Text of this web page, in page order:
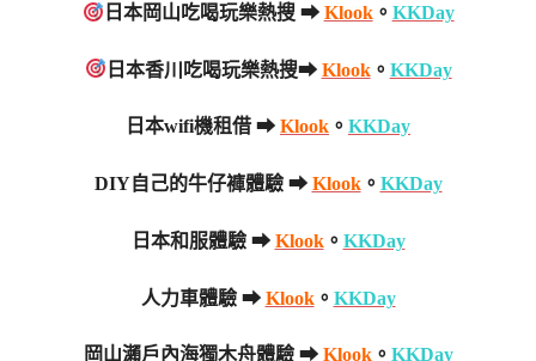
日本岡山吃喝玩樂熱搜 ➡ Klook。 KKDay
日本香川吃喝玩樂熱搜➡ Klook。 KKDay
日本wifi機租借 ➡ Klook 。 KKDay
DIY自己的牛仔褲體驗 ➡ Klook。 KKDay
日本和服體驗 ➡ Klook。 KKDay
人力車體驗 ➡ Klook。 KKDay
岡山瀨戶內海獨木舟體驗 ➡ Klook。 KKDay